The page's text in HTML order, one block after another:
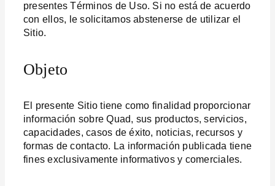
presentes Términos de Uso. Si no está de acuerdo
con ellos, le solicitamos abstenerse de utilizar el
Sitio.
Objeto
El presente Sitio tiene como finalidad proporcionar
información sobre Quad, sus productos, servicios,
capacidades, casos de éxito, noticias, recursos y
formas de contacto. La información publicada tiene
fines exclusivamente informativos y comerciales.